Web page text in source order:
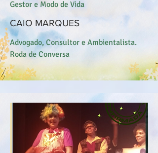
Gestor e Modo de Vida
CAIO MARQUES
Advogado, Consultor e Ambientalista.
Roda de Conversa